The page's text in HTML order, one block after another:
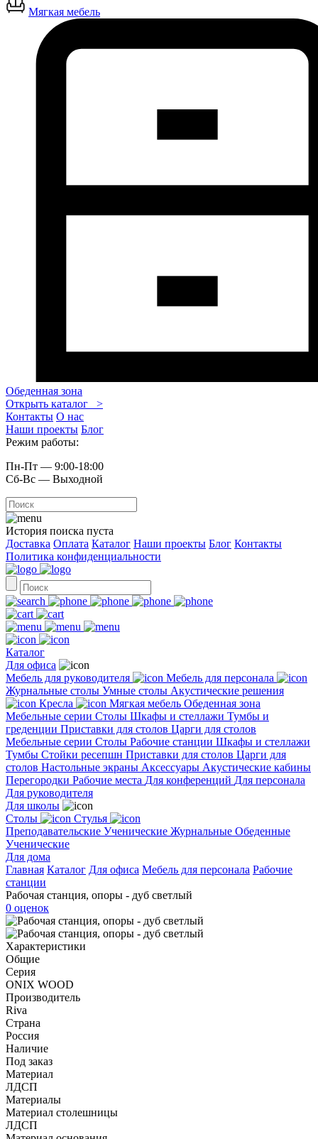
Мягкая мебель
Обеденная зона
Открыть каталог >
Контакты О нас
Наши проекты Блог
Режим работы:
Пн-Пт — 9:00-18:00
Сб-Вс — Выходной
История поиска пуста
Доставка Оплата Каталог Наши проекты Блог Контакты
Политика конфиденциальности
Каталог
Для офиса
Мебель для руководителя
Мебель для персонала
Журнальные столы Умные столы Акустические решения
Кресла
Мягкая мебель Обеденная зона
Мебельные серии Столы Шкафы и стеллажи Тумбы и
греденции Приставки для столов Царги для столов
Мебельные серии Столы Рабочие станции Шкафы и стеллажи
Тумбы Стойки ресепшн Приставки для столов Царги для
столов Настольные экраны Аксессуары Акустические кабины
Перегородки Рабочие места Для конференций Для персонала
Для руководителя
Для школы
Столы
Стулья
Преподавательские Ученические Журнальные Обеденные
Ученические
Для дома
Главная Каталог Для офиса Мебель для персонала Рабочие
станции
Рабочая станция, опоры - дуб светлый
0 оценок
Характеристики
Общие
Серия
ONIX WOOD
Производитель
Riva
Страна
Россия
Наличие
Под заказ
Материал
ЛДСП
Материалы
Материал столешницы
ЛДСП